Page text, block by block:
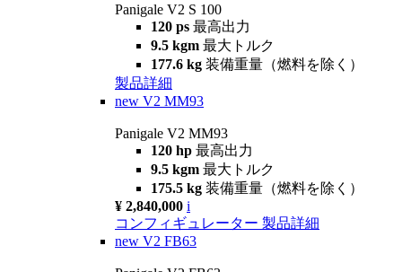
Panigale V2 S 100
120 ps 最高出力
9.5 kgm 最大トルク
177.6 kg 装備重量（燃料を除く）
製品詳細
new V2 MM93
Panigale V2 MM93
120 hp 最高出力
9.5 kgm 最大トルク
175.5 kg 装備重量（燃料を除く）
¥ 2,840,000 i
コンフィギュレーター 製品詳細
new V2 FB63